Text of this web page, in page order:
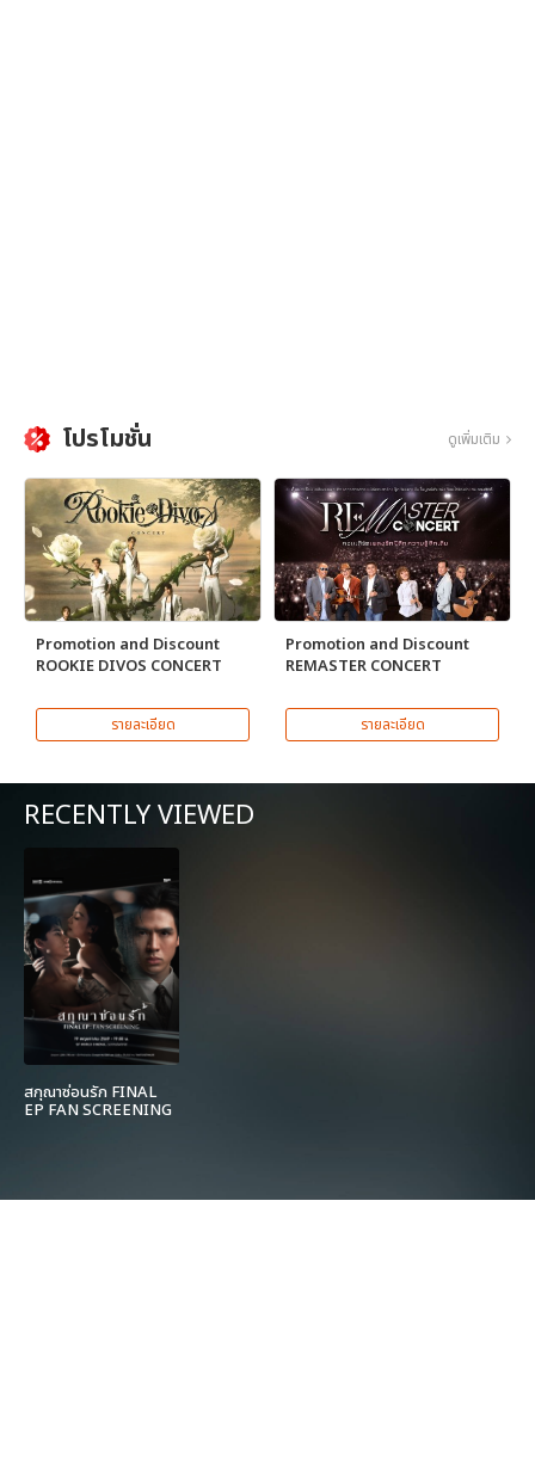
โปรโมชั่น ดูเพิ่มเติม
Promotion and Discount
ROOKIE DIVOS CONCERT
รายละเอียด
Promotion and Discount
REMASTER CONCERT
รายละเอียด
RECENTLY VIEWED
สกุณาซ่อนรัก FINAL
EP FAN SCREENING